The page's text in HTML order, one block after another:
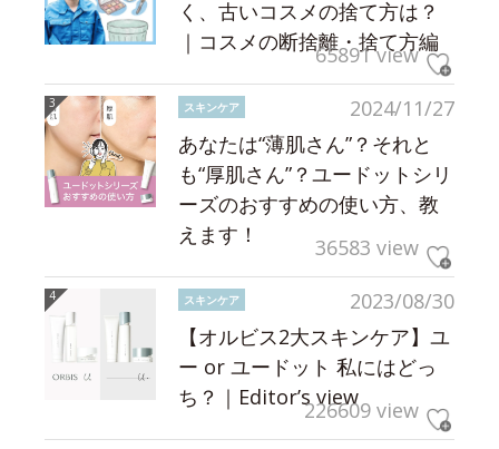
く、古いコスメの捨て方は？
｜コスメの断捨離・捨て方編
65891 view
2024/11/27
スキンケア
あなたは“薄肌さん”？それと
も“厚肌さん”？ユードットシリ
ーズのおすすめの使い方、教
えます！
36583 view
2023/08/30
スキンケア
【オルビス2大スキンケア】ユ
ー or ユードット 私にはどっ
ち？｜Editor’s view226609 view